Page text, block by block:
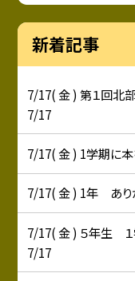
新着記事
7/17( 金 ) 第１回北
7/17
7/17( 金 ) 1学期に
7/17( 金 ) 1年 あり
7/17( 金 ) ５年生 １
7/17